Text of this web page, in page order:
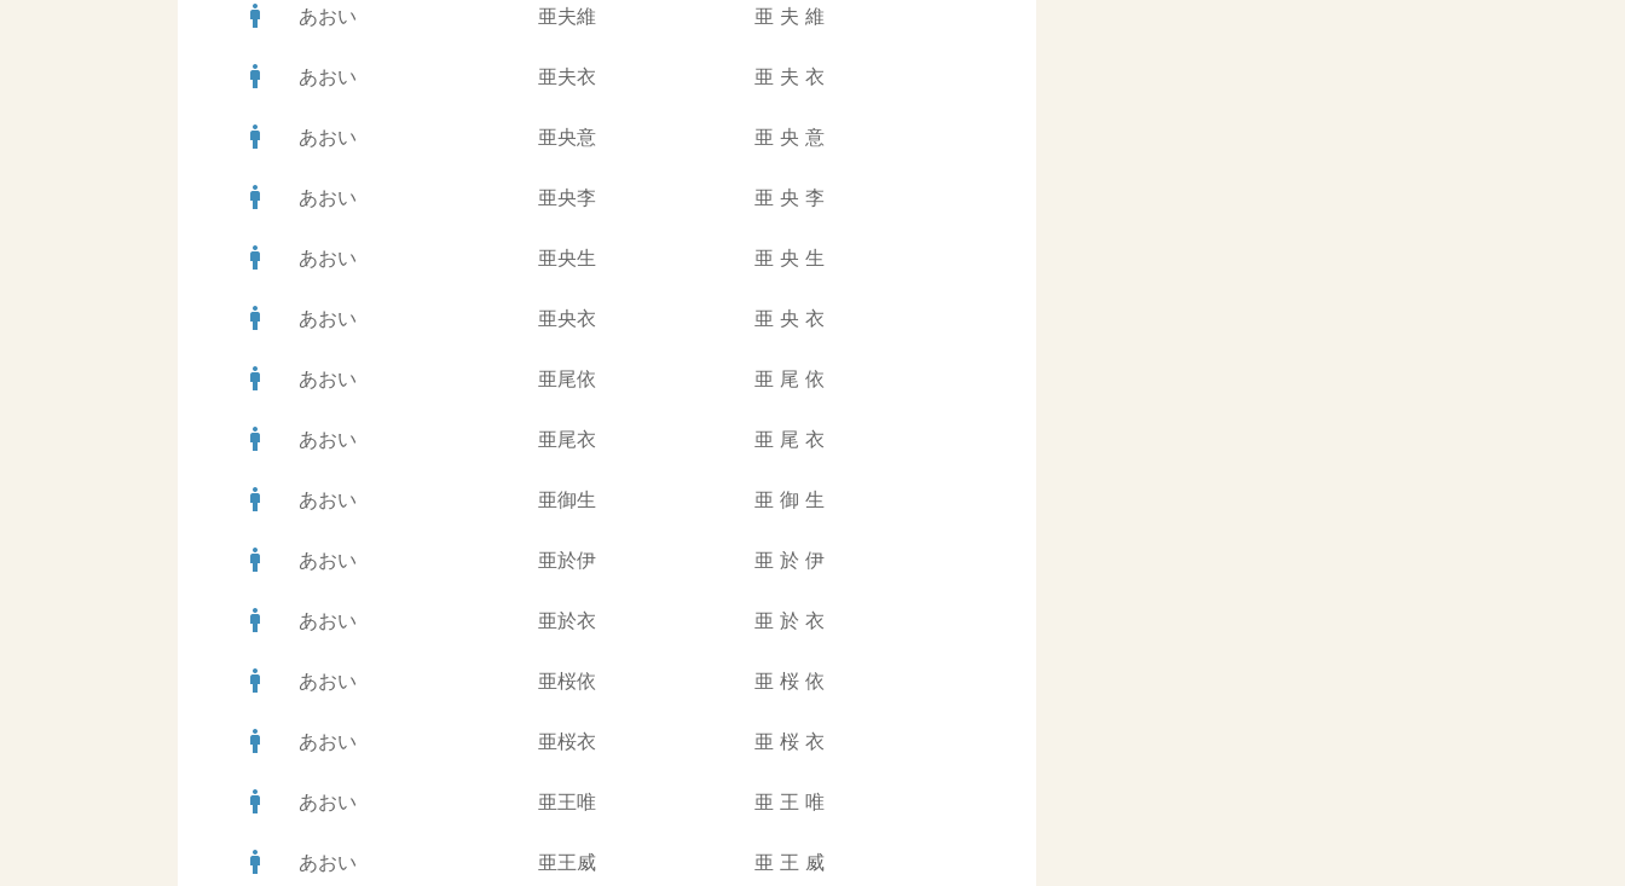
man あおい 亜夫維 亜 夫 維
man あおい 亜夫衣 亜 夫 衣
man あおい 亜央意 亜 央 意
man あおい 亜央李 亜 央 李
man あおい 亜央生 亜 央 生
man あおい 亜央衣 亜 央 衣
man あおい 亜尾依 亜 尾 依
man あおい 亜尾衣 亜 尾 衣
man あおい 亜御生 亜 御 生
man あおい 亜於伊 亜 於 伊
man あおい 亜於衣 亜 於 衣
man あおい 亜桜依 亜 桜 依
man あおい 亜桜衣 亜 桜 衣
man あおい 亜王唯 亜 王 唯
man あおい 亜王威 亜 王 威